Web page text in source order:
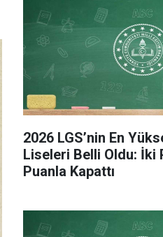
2026 LGS’nin En
Liseleri Belli Oldu: İki
Puanla Kapattı